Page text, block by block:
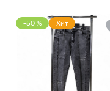
-50 % Хит